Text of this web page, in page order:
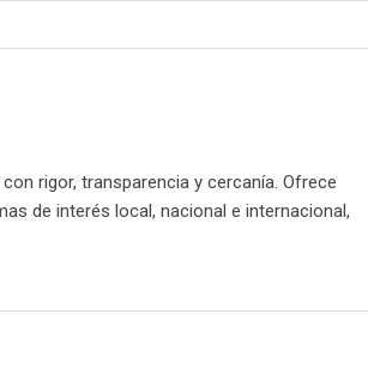
rigor, transparencia y cercanía. Ofrece
de interés local, nacional e internacional,